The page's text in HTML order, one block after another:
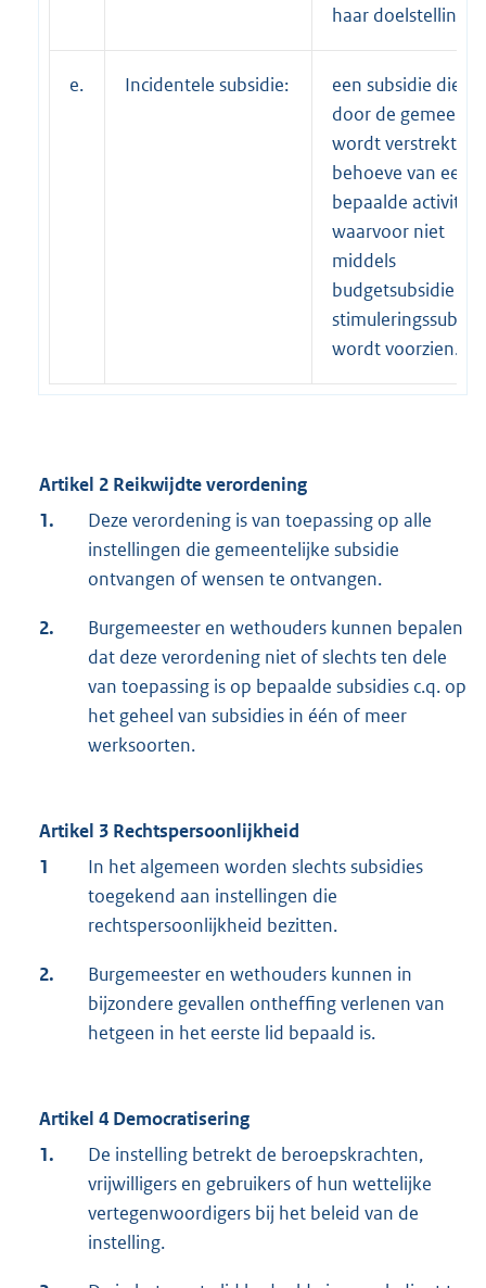
haar doelstelling.
e. Incidentele subsidie:
een subsidie die
door de gemeente
wordt verstrekt
behoeve van een
bepaalde activiteit
waarvoor niet
middels
budgetsubsidie of
wordt voorzien.
Artikel 2 Reikwijdte verordening
1.
Deze verordening is van toepassing op alle
instellingen die gemeentelijke subsidie
ontvangen of wensen te ontvangen.
2.
Burgemeester en wethouders kunnen bepalen
dat deze verordening niet of slechts ten dele
van toepassing is op bepaalde subsidies c.q. op
het geheel van subsidies in één of meer
werksoorten.
Artikel 3 Rechtspersoonlijkheid
1
In het algemeen worden slechts subsidies
toegekend aan instellingen die
rechtspersoonlijkheid bezitten.
2.
Burgemeester en wethouders kunnen in
bijzondere gevallen ontheffing verlenen van
hetgeen in het eerste lid bepaald is.
Artikel 4 Democratisering
1.
De instelling betrekt de beroepskrachten,
vrijwilligers en gebruikers of hun wettelijke
vertegenwoordigers bij het beleid van de
instelling.